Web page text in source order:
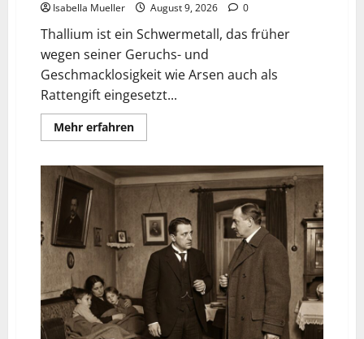
Isabella Mueller August 9, 2026 0
Thallium ist ein Schwermetall, das früher
wegen seiner Geruchs- und
Geschmacklosigkeit wie Arsen auch als
Rattengift eingesetzt...
Mehr erfahren